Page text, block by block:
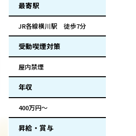
最寄駅
JR各線横川駅 徒歩7分
受動喫煙対策
屋内禁煙
年収
400万円～
昇給・賞与